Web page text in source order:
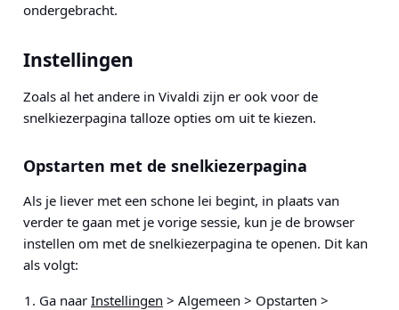
ondergebracht.
Instellingen
Zoals al het andere in Vivaldi zijn er ook voor de
snelkiezerpagina talloze opties om uit te kiezen.
Opstarten met de snelkiezerpagina
Als je liever met een schone lei begint, in plaats van
verder te gaan met je vorige sessie, kun je de browser
instellen om met de snelkiezerpagina te openen. Dit kan
als volgt:
Ga naar Instellingen > Algemeen > Opstarten >